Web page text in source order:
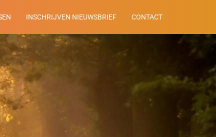
INSCHRIJVEN NIEUWSBRIEF CONTACT